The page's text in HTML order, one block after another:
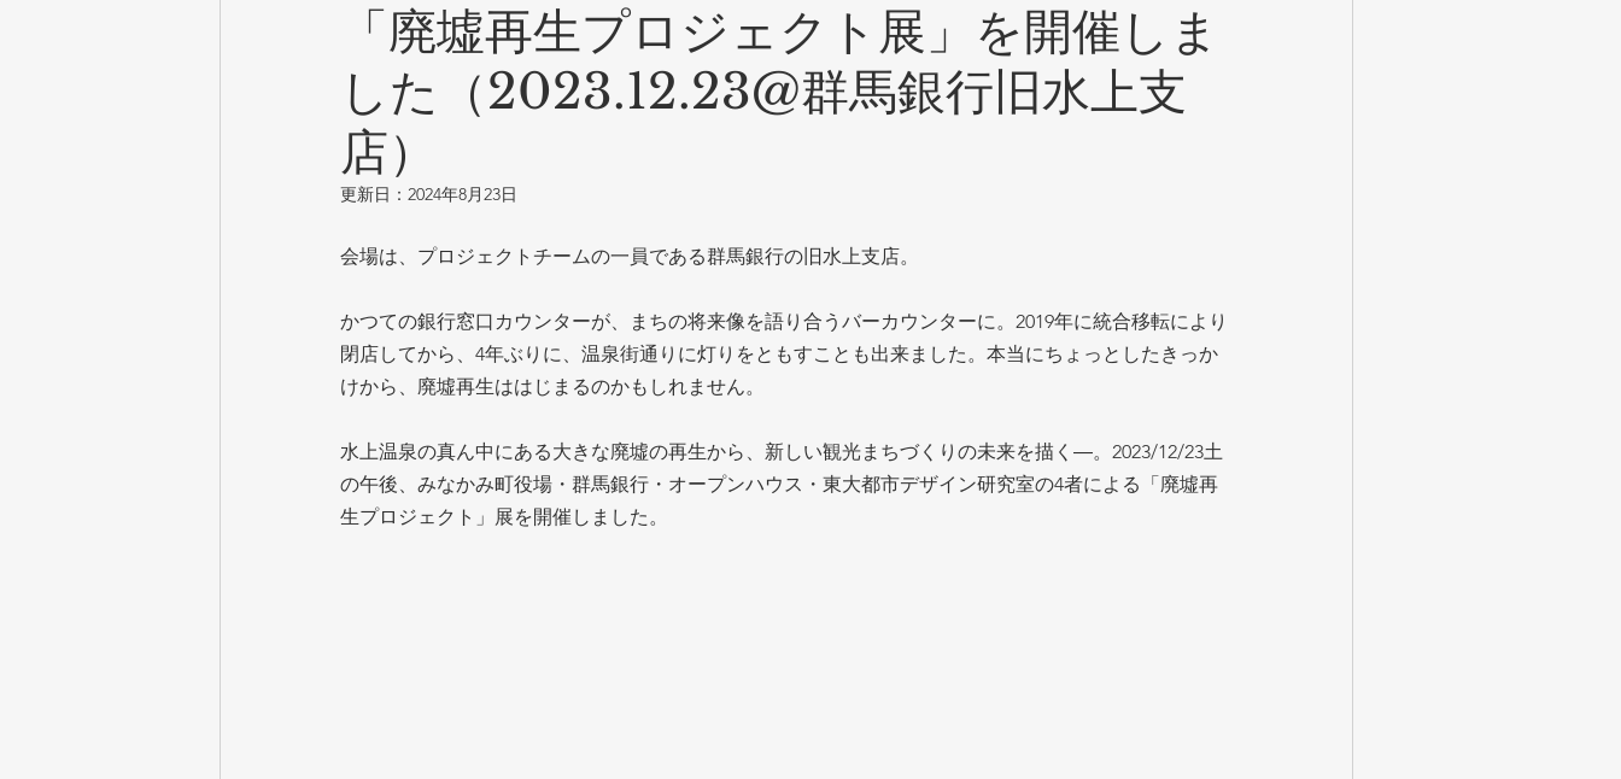
「廃墟再生プロジェクト展」を開催しま
した（2023.12.23@群馬銀行旧水上支
店）
更新日： 2024年8月23日
会場は、プロジェクトチームの一員である群馬銀行の旧水上支店。
かつての銀行窓口カウンターが、まちの将来像を語り合うバーカウンターに。2019年に統合移転により
閉店してから、4年ぶりに、温泉街通りに灯りをともすことも出来ました。本当にちょっとしたきっか
けから、廃墟再生ははじまるのかもしれません。
水上温泉の真ん中にある大きな廃墟の再生から、新しい観光まちづくりの未来を描く―。2023/12/23土
の午後、みなかみ町役場・群馬銀行・オープンハウス・東大都市デザイン研究室の4者による「廃墟再
生プロジェクト」展を開催しました。